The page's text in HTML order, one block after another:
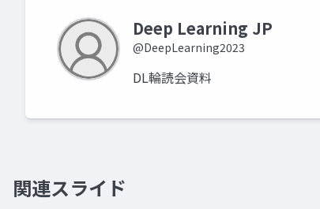
Deep Learning JP
@DeepLearning2023
DL輪読会資料
関連スライド